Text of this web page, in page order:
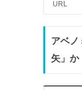
URL
アベノ
矢」か